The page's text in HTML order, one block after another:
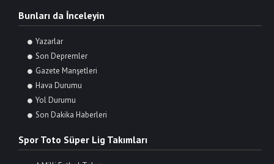
Bunları da İnceleyin
Yazarlar
Son Depremler
Gazete Manşetleri
Hava Durumu
Yol Durumu
Son Dakika Haberleri
Spor Toto Süper Lig Takımları